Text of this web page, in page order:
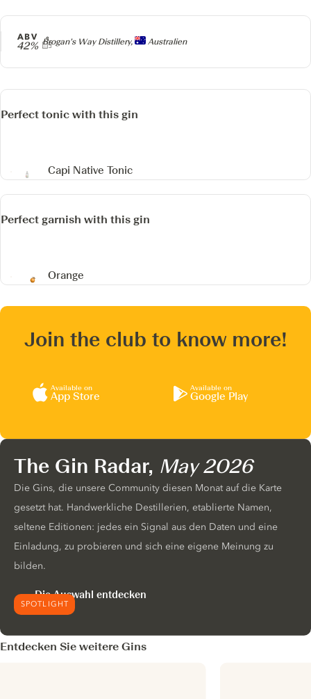
Producer
Brogan’s Way Distillery, Australien
ABV
42%
Perfect tonic with this gin
Capi Native Tonic
Perfect garnish with this gin
Orange
Join the club to know more!
Available on
App Store
Available on
Google Play
SPOTLIGHT
The Gin Radar, May 2026
Die Gins, die unsere Community diesen Monat auf die Karte
gesetzt hat. Handwerkliche Destillerien, etablierte Namen,
seltene Editionen: jedes ein Signal aus den Daten und eine
Einladung, zu probieren und sich eine eigene Meinung zu
bilden.
Die Auswahl entdecken
Entdecken Sie weitere Gins